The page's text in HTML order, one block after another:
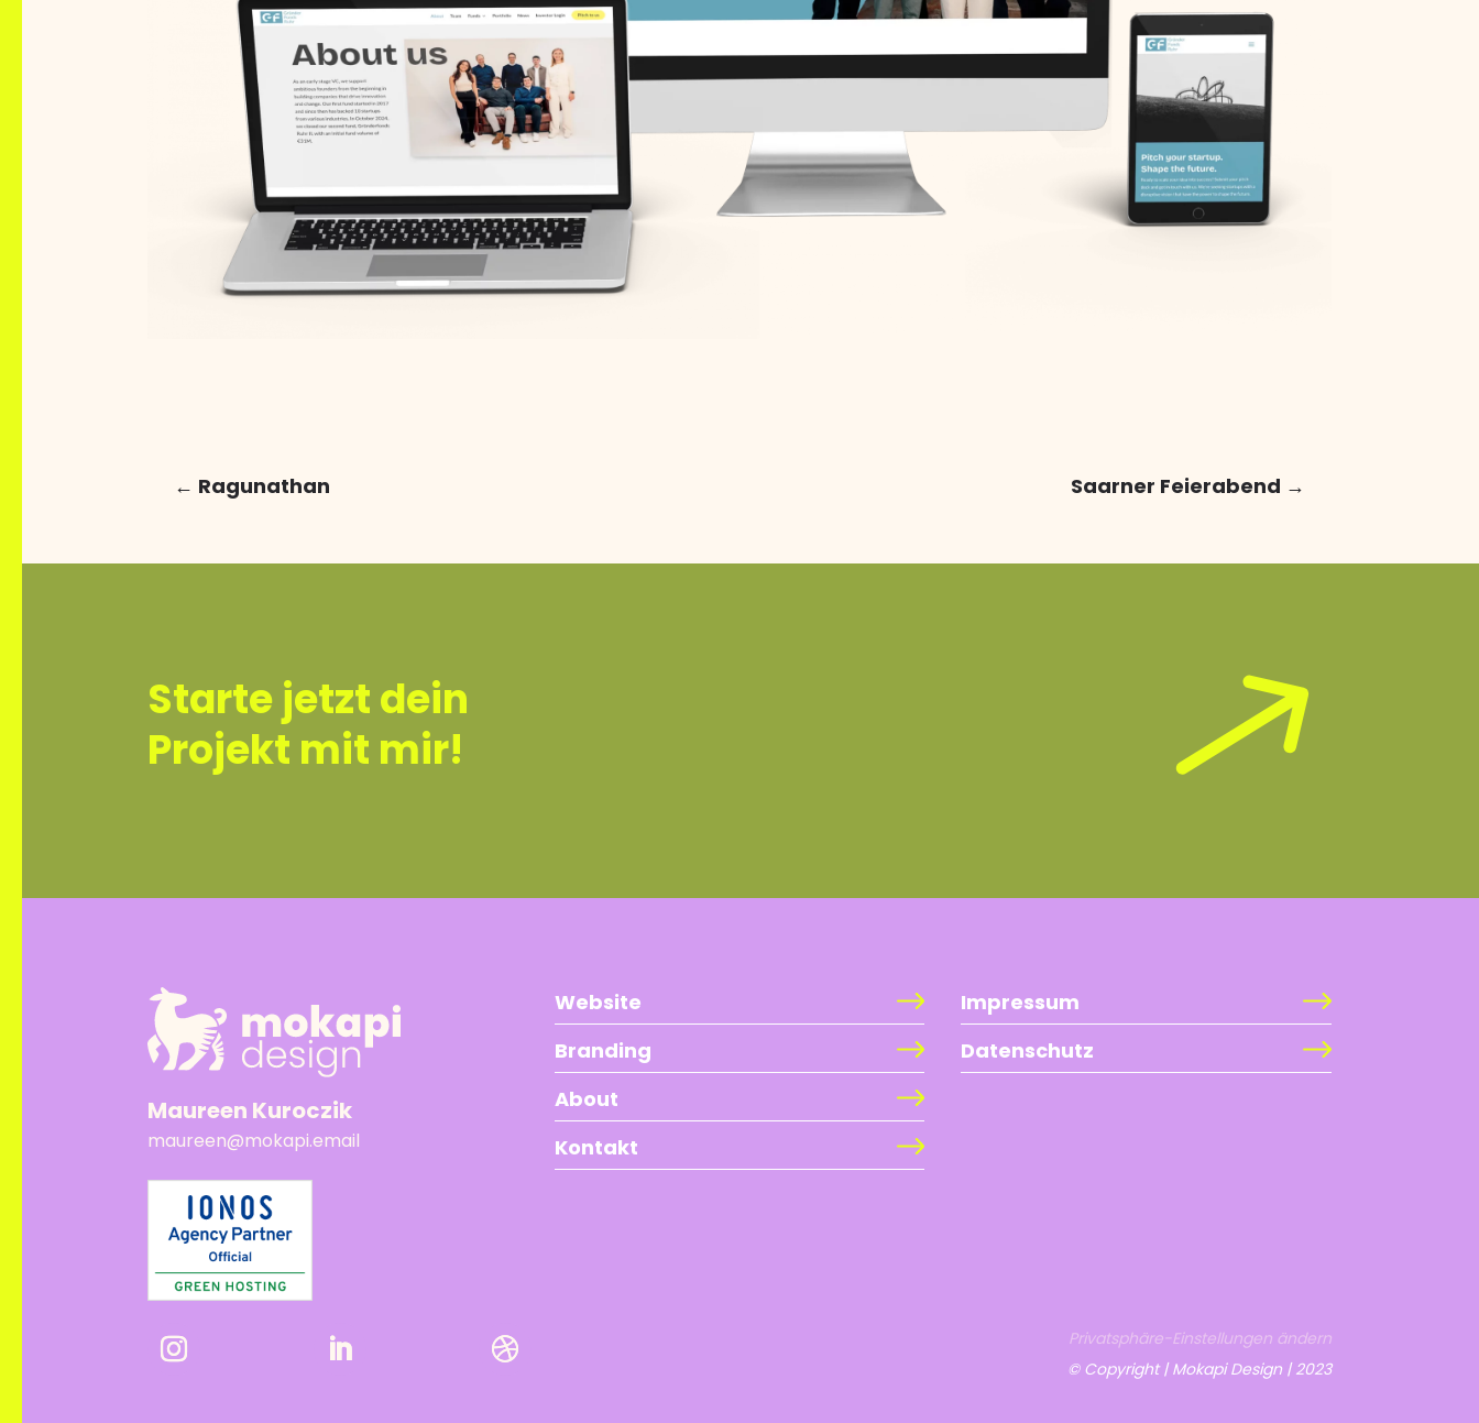
← Ragunathan Saarner Feierabend →
Starte jetzt dein
Projekt mit mir!
Maureen Kuroczik
maureen@mokapi.email
Website
Branding
About
Kontakt
Impressum
Datenschutz
Privatsphäre-Einstellungen ändern
© Copyright |Mokapi Design | 2023